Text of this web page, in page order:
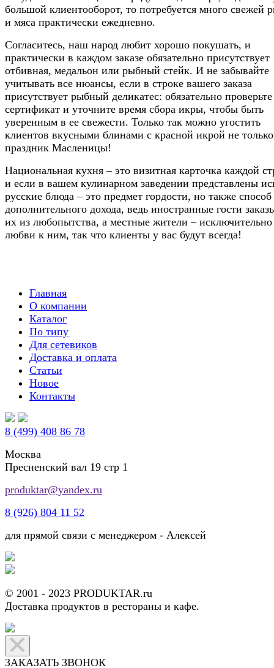
большой клиентооборот, то потребуется много свежей
и мяса практически ежедневно.
Согласитесь, наш народ любит хорошо покушать, и
практически в каждом заказе обязательно присутствует
отбивная, медальон или рыбный стейк. И не забывайте
учитывать все нюансы, если в строке вашего заказа
присутствует рыбный деликатес: обязательно проверьте
сертификат и уточните время сбора икры, чтобы быть
уверенным в ее свежести. Только так можно угостить
клиентов вкусными блинами с красной икрой не
праздник Масленицы!​
Национальная кухня – это визитная карточка каждой
и если в вашем кулинарном заведении представлены
русские блюда – это предмет гордости, но также способ
дополнительного дохода, ведь иностранные гости
их из любопытства, а местные жители – исключительно
любви к ним, так что клиенты у вас будут всегда!
Главная
О компании
Каталог
По типу
Для сетевиков
Доставка и оплата
Статьи
Новое
Контакты
8 (499) 408 86 78
Москва
Пресненский вал 19 стр 1
produktar@yandex.ru
8 (926) 804 11 52
для прямой связи с менеджером - Алексей
© 2001 - 2023 PRODUKTAR.ru
Доставка продуктов в рестораны и кафе.
ЗАКАЗАТЬ ЗВОНОК